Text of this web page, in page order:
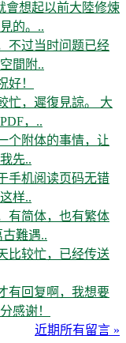
會想起以前大陸修煉
的。..
不过当时问题已经
間附..
好！
忙，遲復見諒。 大
，..
个附体的事情，让
先..
手机阅读页码无错
样..
有简体，也有繁体
難遇..
比较忙，已经传送
有回复啊，我想要
感谢！
近期所有留言 »